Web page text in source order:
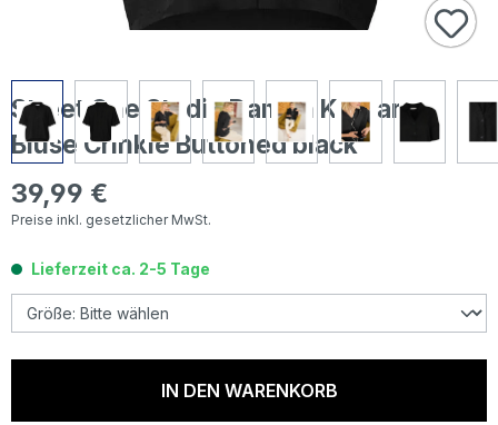
Street One Studio Damen Kurzarm
Bluse Crinkle Buttoned black
Regulärer Preis:
39,99 €
Preise inkl. gesetzlicher MwSt.
Lieferzeit ca. 2-5 Tage
IN DEN WARENKORB